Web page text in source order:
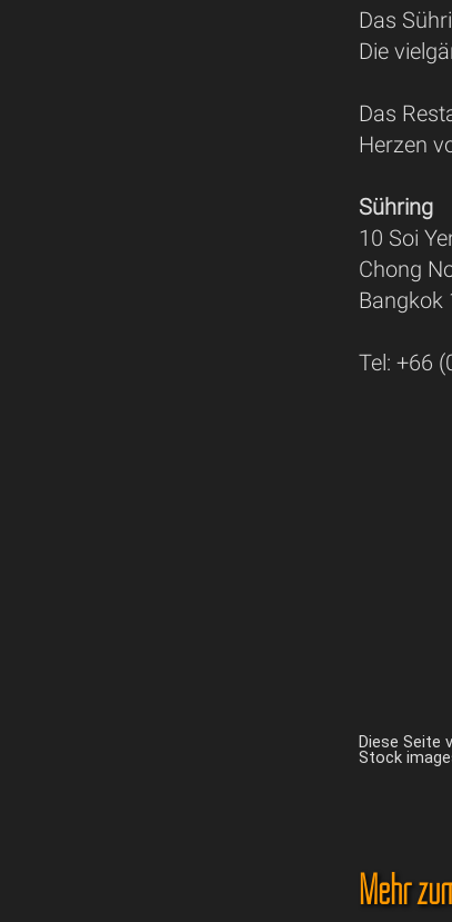
Das
Die
Das
Herzen
Sühring
10 Soi
Chong
Bangkok
Tel: +66
Diese Seite
Stock
Mehr